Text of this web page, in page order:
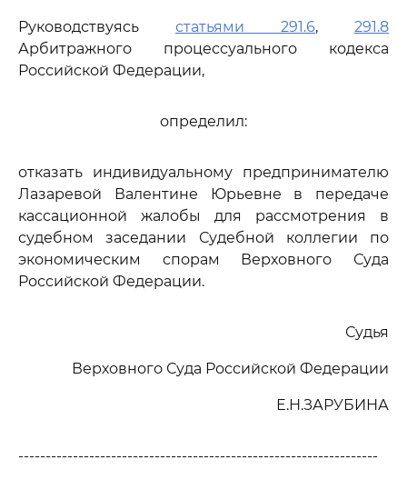
Руководствуясь статьями 291.6, 291.8
Арбитражного процессуального кодекса
Российской Федерации,
определил:
отказать индивидуальному предпринимателю
Лазаревой Валентине Юрьевне в передаче
кассационной жалобы для рассмотрения в
судебном заседании Судебной коллегии по
экономическим спорам Верховного Суда
Российской Федерации.
Судья
Верховного Суда Российской Федерации
Е.Н.ЗАРУБИНА
------------------------------------------------------------------